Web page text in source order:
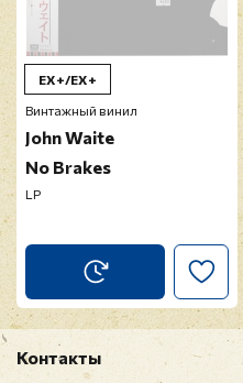
EX+/EX+
Винтажный винил
John Waite
No Brakes
LP
Контакты